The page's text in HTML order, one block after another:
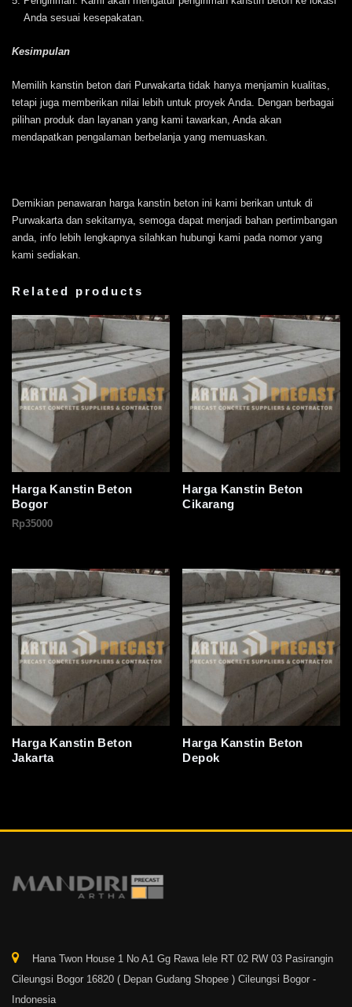
Anda sesuai kesepakatan.
Kesimpulan
Memilih kanstin beton dari Purwakarta tidak hanya menjamin kualitas,
tetapi juga memberikan nilai lebih untuk proyek Anda. Dengan berbagai
pilihan produk dan layanan yang kami tawarkan, Anda akan
mendapatkan pengalaman berbelanja yang memuaskan.
Demikian penawaran harga kanstin beton ini kami berikan untuk di
Purwakarta dan sekitarnya, semoga dapat menjadi bahan pertimbangan
anda, info lebih lengkapnya silahkan hubungi kami pada nomor yang
kami sediakan.
Related products
Harga Kanstin Beton
Bogor
Rp35000
Harga Kanstin Beton
Cikarang
Harga Kanstin Beton
Jakarta
Harga Kanstin Beton
Depok
Hana Twon House 1 No A1 Gg Rawa lele RT 02 RW 03 Pasirangin
Cileungsi Bogor 16820 ( Depan Gudang Shopee ) Cileungsi Bogor -
Indonesia